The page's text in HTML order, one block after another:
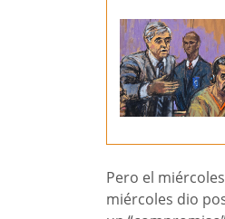
Pero el
miércoles dio